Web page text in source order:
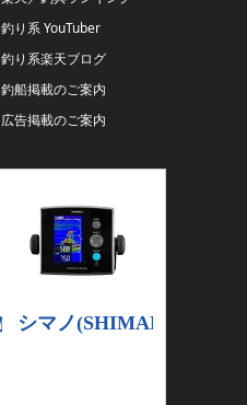
釣り系 YouTuber
釣り系楽天ブログ
釣船掲載のご案内
広告掲載のご案内